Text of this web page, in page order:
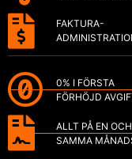
FAKTURA-
0% I FÖRSTA
FÖRHÖJD
ALLT PÅ EN OCH
SAMMA